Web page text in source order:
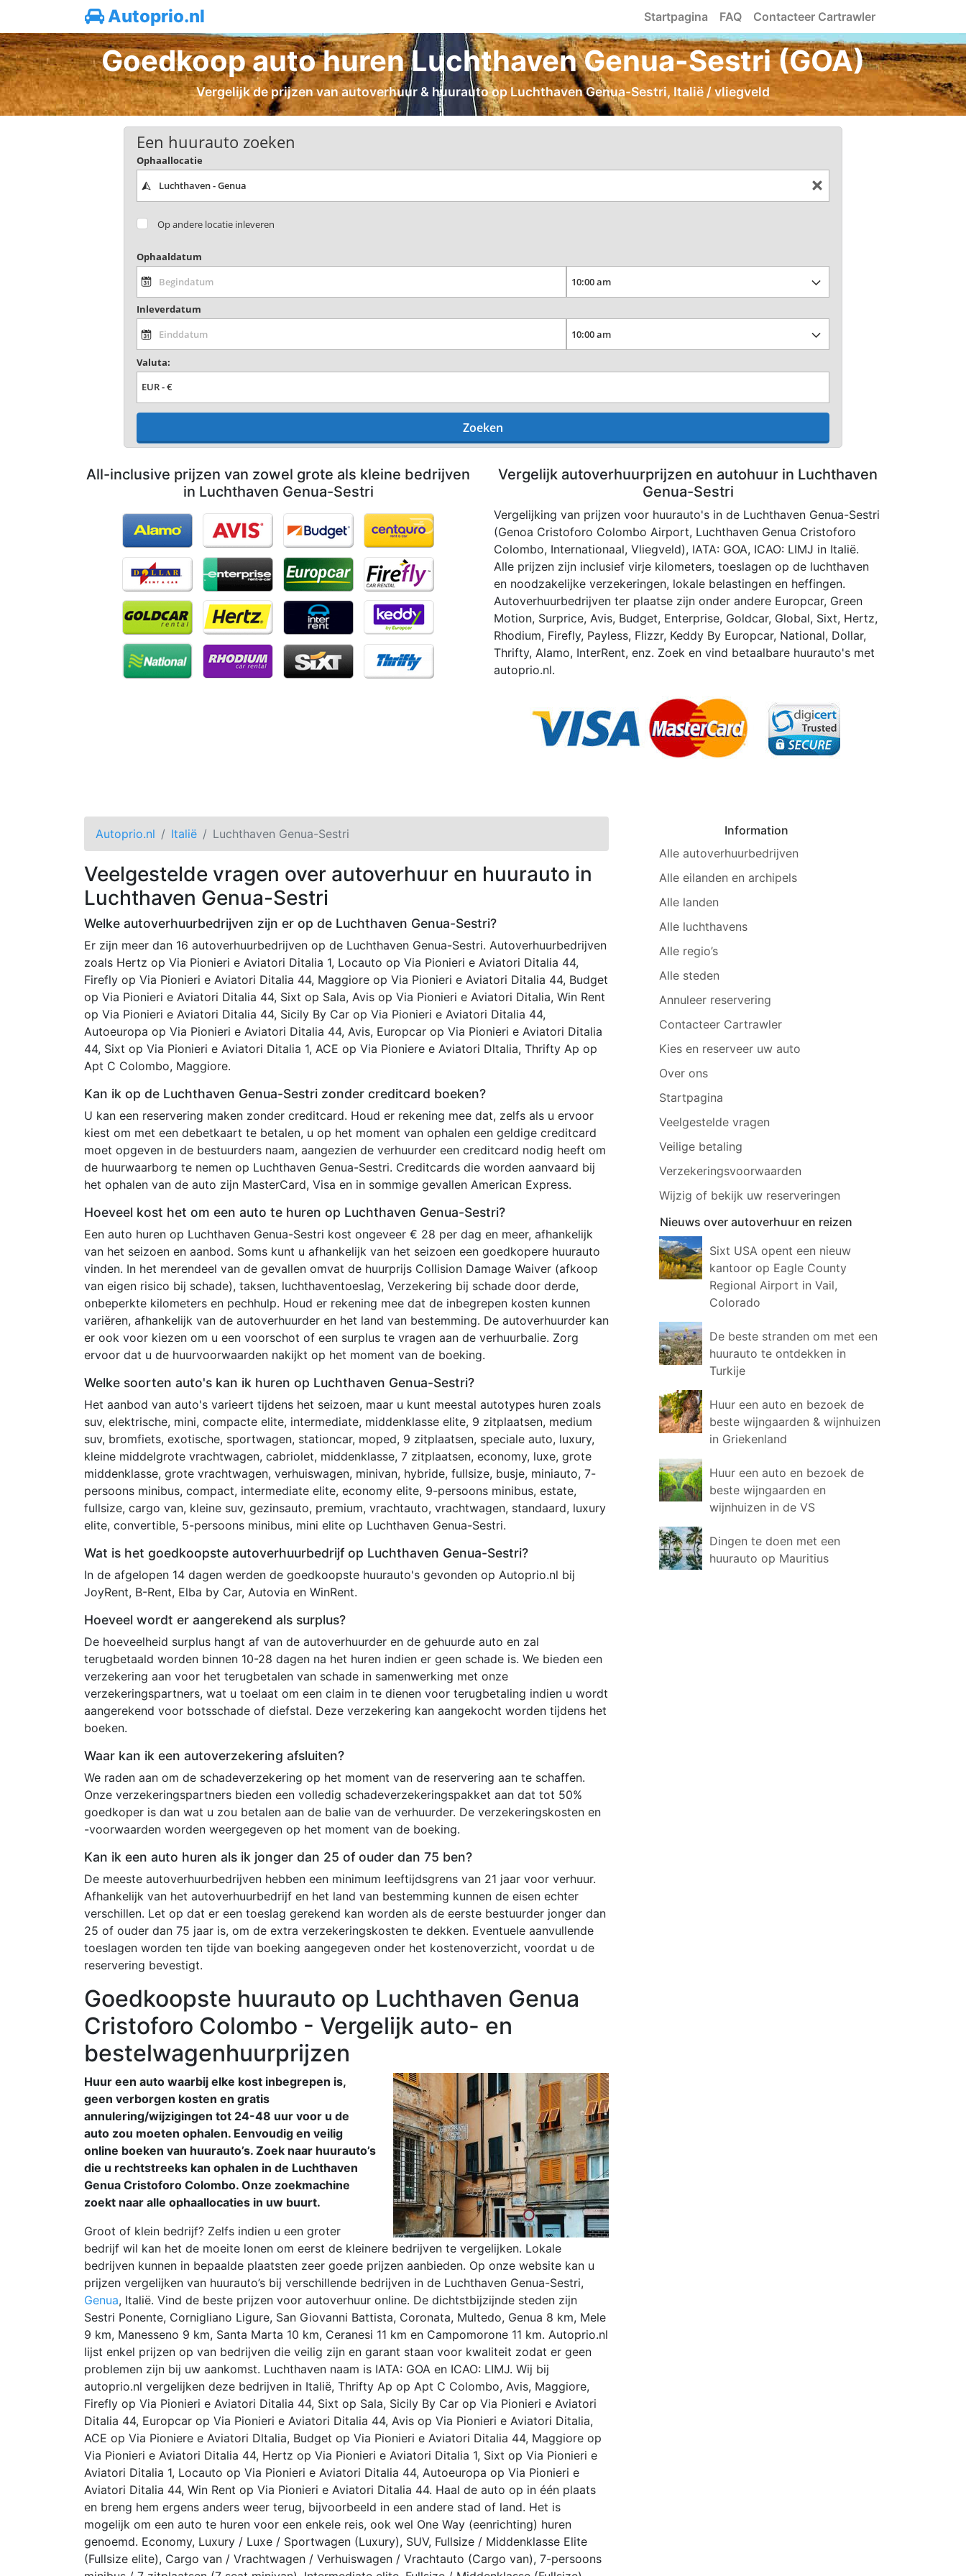
Autoprio.nl Startpagina FAQ Contacteer Cartrawler
Goedkoop auto huren Luchthaven Genua-Sestri (GOA)
Vergelijk de prijzen van autoverhuur & huurauto op Luchthaven Genua-Sestri, Italië / vliegveld
Een huurauto zoeken
Ophaallocatie
Op andere locatie inleveren
Ophaaldatum
Inleverdatum
Valuta:
Zoeken
All-inclusive prijzen van zowel grote als kleine bedrijven
in Luchthaven Genua-Sestri
Vergelijk autoverhuurprijzen en autohuur in Luchthaven
Genua-Sestri
Vergelijking van prijzen voor huurauto's in de Luchthaven Genua-Sestri
(Genoa Cristoforo Colombo Airport, Luchthaven Genua Cristoforo
Colombo, Internationaal, Vliegveld), IATA: GOA, ICAO: LIMJ in Italië.
Alle prijzen zijn inclusief virje kilometers, toeslagen op de luchthaven
en noodzakelijke verzekeringen, lokale belastingen en heffingen.
Autoverhuurbedrijven ter plaatse zijn onder andere Europcar, Green
Motion, Surprice, Avis, Budget, Enterprise, Goldcar, Global, Sixt, Hertz,
Rhodium, Firefly, Payless, Flizzr, Keddy By Europcar, National, Dollar,
Thrifty, Alamo, InterRent, enz. Zoek en vind betaalbare huurauto's met
autoprio.nl.
Autoprio.nl Italië Luchthaven Genua-Sestri
Veelgestelde vragen over autoverhuur en huurauto in
Luchthaven Genua-Sestri
Welke autoverhuurbedrijven zijn er op de Luchthaven Genua-Sestri?
Er zijn meer dan 16 autoverhuurbedrijven op de Luchthaven Genua-Sestri. Autoverhuurbedrijven
zoals Hertz op Via Pionieri e Aviatori Ditalia 1, Locauto op Via Pionieri e Aviatori Ditalia 44,
Firefly op Via Pionieri e Aviatori Ditalia 44, Maggiore op Via Pionieri e Aviatori Ditalia 44, Budget
op Via Pionieri e Aviatori Ditalia 44, Sixt op Sala, Avis op Via Pionieri e Aviatori Ditalia, Win Rent
op Via Pionieri e Aviatori Ditalia 44, Sicily By Car op Via Pionieri e Aviatori Ditalia 44,
Autoeuropa op Via Pionieri e Aviatori Ditalia 44, Avis, Europcar op Via Pionieri e Aviatori Ditalia
44, Sixt op Via Pionieri e Aviatori Ditalia 1, ACE op Via Pioniere e Aviatori Dltalia, Thrifty Ap op
Apt C Colombo, Maggiore.
Kan ik op de Luchthaven Genua-Sestri zonder creditcard boeken?
U kan een reservering maken zonder creditcard. Houd er rekening mee dat, zelfs als u ervoor
kiest om met een debetkaart te betalen, u op het moment van ophalen een geldige creditcard
moet opgeven in de bestuurders naam, aangezien de verhuurder een creditcard nodig heeft om
de huurwaarborg te nemen op Luchthaven Genua-Sestri. Creditcards die worden aanvaard bij
het ophalen van de auto zijn MasterCard, Visa en in sommige gevallen American Express.
Hoeveel kost het om een auto te huren op Luchthaven Genua-Sestri?
Een auto huren op Luchthaven Genua-Sestri kost ongeveer € 28 per dag en meer, afhankelijk
van het seizoen en aanbod. Soms kunt u afhankelijk van het seizoen een goedkopere huurauto
vinden. In het merendeel van de gevallen omvat de huurprijs Collision Damage Waiver (afkoop
van eigen risico bij schade), taksen, luchthaventoeslag, Verzekering bij schade door derde,
onbeperkte kilometers en pechhulp. Houd er rekening mee dat de inbegrepen kosten kunnen
variëren, afhankelijk van de autoverhuurder en het land van bestemming. De autoverhuurder kan
er ook voor kiezen om u een voorschot of een surplus te vragen aan de verhuurbalie. Zorg
ervoor dat u de huurvoorwaarden nakijkt op het moment van de boeking.
Welke soorten auto's kan ik huren op Luchthaven Genua-Sestri?
Het aanbod van auto's varieert tijdens het seizoen, maar u kunt meestal autotypes huren zoals
suv, elektrische, mini, compacte elite, intermediate, middenklasse elite, 9 zitplaatsen, medium
suv, bromfiets, exotische, sportwagen, stationcar, moped, 9 zitplaatsen, speciale auto, luxury,
kleine middelgrote vrachtwagen, cabriolet, middenklasse, 7 zitplaatsen, economy, luxe, grote
middenklasse, grote vrachtwagen, verhuiswagen, minivan, hybride, fullsize, busje, miniauto, 7-
persoons minibus, compact, intermediate elite, economy elite, 9-persoons minibus, estate,
fullsize, cargo van, kleine suv, gezinsauto, premium, vrachtauto, vrachtwagen, standaard, luxury
elite, convertible, 5-persoons minibus, mini elite op Luchthaven Genua-Sestri.
Wat is het goedkoopste autoverhuurbedrijf op Luchthaven Genua-Sestri?
In de afgelopen 14 dagen werden de goedkoopste huurauto's gevonden op Autoprio.nl bij
JoyRent, B-Rent, Elba by Car, Autovia en WinRent.
Hoeveel wordt er aangerekend als surplus?
De hoeveelheid surplus hangt af van de autoverhuurder en de gehuurde auto en zal
terugbetaald worden binnen 10-28 dagen na het huren indien er geen schade is. We bieden een
verzekering aan voor het terugbetalen van schade in samenwerking met onze
verzekeringspartners, wat u toelaat om een claim in te dienen voor terugbetaling indien u wordt
aangerekend voor botsschade of diefstal. Deze verzekering kan aangekocht worden tijdens het
boeken.
Waar kan ik een autoverzekering afsluiten?
We raden aan om de schadeverzekering op het moment van de reservering aan te schaffen.
Onze verzekeringspartners bieden een volledig schadeverzekeringspakket aan dat tot 50%
goedkoper is dan wat u zou betalen aan de balie van de verhuurder. De verzekeringskosten en
-voorwaarden worden weergegeven op het moment van de boeking.
Kan ik een auto huren als ik jonger dan 25 of ouder dan 75 ben?
De meeste autoverhuurbedrijven hebben een minimum leeftijdsgrens van 21 jaar voor verhuur.
Afhankelijk van het autoverhuurbedrijf en het land van bestemming kunnen de eisen echter
verschillen. Let op dat er een toeslag gerekend kan worden als de eerste bestuurder jonger dan
25 of ouder dan 75 jaar is, om de extra verzekeringskosten te dekken. Eventuele aanvullende
toeslagen worden ten tijde van boeking aangegeven onder het kostenoverzicht, voordat u de
reservering bevestigt.
Goedkoopste huurauto op Luchthaven Genua
Cristoforo Colombo - Vergelijk auto- en
bestelwagenhuurprijzen
Huur een auto waarbij elke kost inbegrepen is,
geen verborgen kosten en gratis
annulering/wijzigingen tot 24-48 uur voor u de
auto zou moeten ophalen. Eenvoudig en veilig
online boeken van huurauto’s. Zoek naar huurauto’s
die u rechtstreeks kan ophalen in de Luchthaven
Genua Cristoforo Colombo. Onze zoekmachine
zoekt naar alle ophaallocaties in uw buurt.
Groot of klein bedrijf? Zelfs indien u een groter
bedrijf wil kan het de moeite lonen om eerst de kleinere bedrijven te vergelijken. Lokale
bedrijven kunnen in bepaalde plaatsten zeer goede prijzen aanbieden. Op onze website kan u
prijzen vergelijken van huurauto’s bij verschillende bedrijven in de Luchthaven Genua-Sestri,
Genua, Italië. Vind de beste prijzen voor autoverhuur online. De dichtstbijzijnde steden zijn
Sestri Ponente, Cornigliano Ligure, San Giovanni Battista, Coronata, Multedo, Genua 8 km, Mele
9 km, Manesseno 9 km, Santa Marta 10 km, Ceranesi 11 km en Campomorone 11 km. Autoprio.nl
lijst enkel prijzen op van bedrijven die veilig zijn en garant staan voor kwaliteit zodat er geen
problemen zijn bij uw aankomst. Luchthaven naam is IATA: GOA en ICAO: LIMJ. Wij bij
autoprio.nl vergelijken deze bedrijven in Italië, Thrifty Ap op Apt C Colombo, Avis, Maggiore,
Firefly op Via Pionieri e Aviatori Ditalia 44, Sixt op Sala, Sicily By Car op Via Pionieri e Aviatori
Ditalia 44, Europcar op Via Pionieri e Aviatori Ditalia 44, Avis op Via Pionieri e Aviatori Ditalia,
ACE op Via Pioniere e Aviatori Dltalia, Budget op Via Pionieri e Aviatori Ditalia 44, Maggiore op
Via Pionieri e Aviatori Ditalia 44, Hertz op Via Pionieri e Aviatori Ditalia 1, Sixt op Via Pionieri e
Aviatori Ditalia 1, Locauto op Via Pionieri e Aviatori Ditalia 44, Autoeuropa op Via Pionieri e
Aviatori Ditalia 44, Win Rent op Via Pionieri e Aviatori Ditalia 44. Haal de auto op in één plaats
en breng hem ergens anders weer terug, bijvoorbeeld in een andere stad of land. Het is
mogelijk om een auto te huren voor een enkele reis, ook wel One Way (eenrichting) huren
genoemd. Economy, Luxury / Luxe / Sportwagen (Luxury), SUV, Fullsize / Middenklasse Elite
(Fullsize elite), Cargo van / Vrachtwagen / Verhuiswagen / Vrachtauto (Cargo van), 7-persoons
Information
Alle autoverhuurbedrijven
Alle eilanden en archipels
Alle landen
Alle luchthavens
Alle regio’s
Alle steden
Annuleer reservering
Contacteer Cartrawler
Kies en reserveer uw auto
Over ons
Startpagina
Veelgestelde vragen
Veilige betaling
Verzekeringsvoorwaarden
Wijzig of bekijk uw reserveringen
Nieuws over autoverhuur en reizen
Sixt USA opent een nieuw
kantoor op Eagle County
Regional Airport in Vail,
Colorado
De beste stranden om met een
huurauto te ontdekken in
Turkije
Huur een auto en bezoek de
beste wijngaarden & wijnhuizen
in Griekenland
Huur een auto en bezoek de
beste wijngaarden en
wijnhuizen in de VS
Dingen te doen met een
huurauto op Mauritius